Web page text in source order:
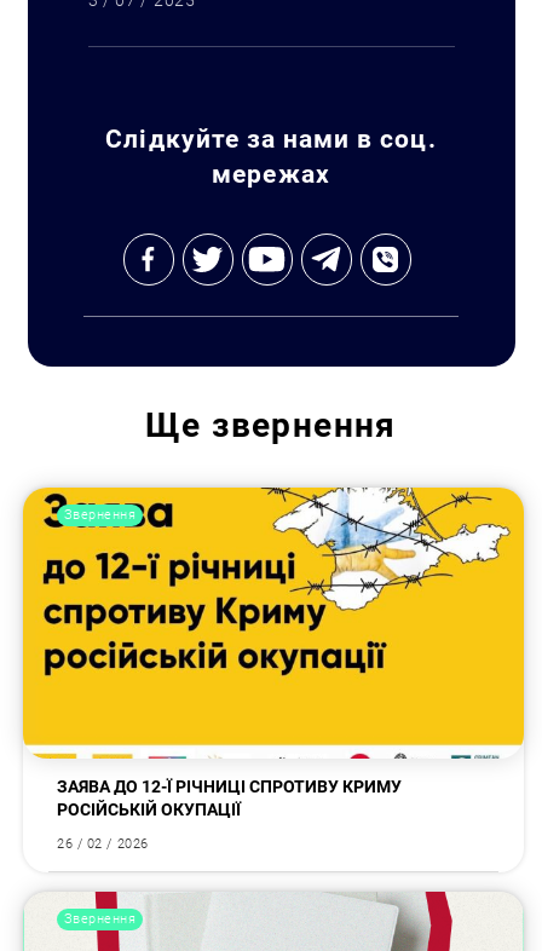
Слідкуйте за нами в соц.
мережах
Ще звернення
Звернення
ЗАЯВА ДО 12-Ї РІЧНИЦІ СПРОТИВУ КРИМУ
РОСІЙСЬКІЙ ОКУПАЦІЇ
26 / 02 / 2026
Звернення